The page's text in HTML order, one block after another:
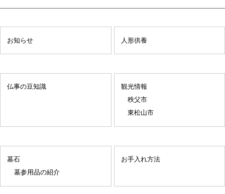
お知らせ 人形供養
仏事の豆知識
観光情報
秩父市
東松山市
墓石
墓参用品の紹介
お手入れ方法